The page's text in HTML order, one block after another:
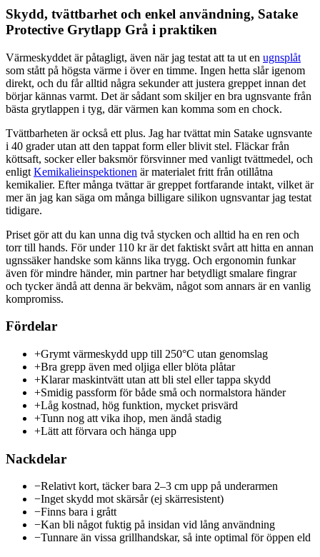
Skydd, tvättbarhet och enkel användning, Satake
Protective Grytlapp Grå i praktiken
Värmeskyddet är påtagligt, även när jag testat att ta ut en ugnsplåt
som stått på högsta värme i över en timme. Ingen hetta slår igenom
direkt, och du får alltid några sekunder att justera greppet innan det
börjar kännas varmt. Det är sådant som skiljer en bra ugnsvante från
bästa grytlappen i tyg, där värmen kan komma som en chock.
Tvättbarheten är också ett plus. Jag har tvättat min Satake ugnsvante
i 40 grader utan att den tappat form eller blivit stel. Fläckar från
köttsaft, socker eller baksmör försvinner med vanligt tvättmedel, och
enligt Kemikalieinspektionen är materialet fritt från otillåtna
kemikalier. Efter många tvättar är greppet fortfarande intakt, vilket är
mer än jag kan säga om många billigare silikon ugnsvantar jag testat
tidigare.
Priset gör att du kan unna dig två stycken och alltid ha en ren och
torr till hands. För under 110 kr är det faktiskt svårt att hitta en annan
ugnssäker handske som känns lika trygg. Och ergonomin funkar
även för mindre händer, min partner har betydligt smalare fingrar
och tycker ändå att denna är bekväm, något som annars är en vanlig
kompromiss.
Fördelar
+Grymt värmeskydd upp till 250°C utan genomslag
+Bra grepp även med oljiga eller blöta plåtar
+Klarar maskintvätt utan att bli stel eller tappa skydd
+Smidig passform för både små och normalstora händer
+Låg kostnad, hög funktion, mycket prisvärd
+Tunn nog att vika ihop, men ändå stadig
+Lätt att förvara och hänga upp
Nackdelar
−Relativt kort, täcker bara 2–3 cm upp på underarmen
−Inget skydd mot skärsår (ej skärresistent)
−Finns bara i grått
−Kan bli något fuktig på insidan vid lång användning
−Tunnare än vissa grillhandskar, så inte optimal för öppen eld